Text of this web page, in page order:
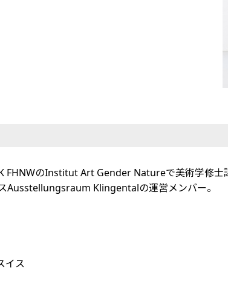
FHNWのInstitut Art Gender Natureで美術学修士
Ausstellungsraum Klingentalの運営メンバー。
イス